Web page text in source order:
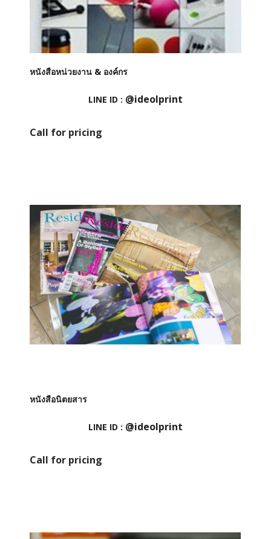
หนังสือหน่วยงาน & องค์กร
LINE ID : @ideolprint
Call for pricing
หนังสือนิตยสาร
LINE ID : @ideolprint
Call for pricing